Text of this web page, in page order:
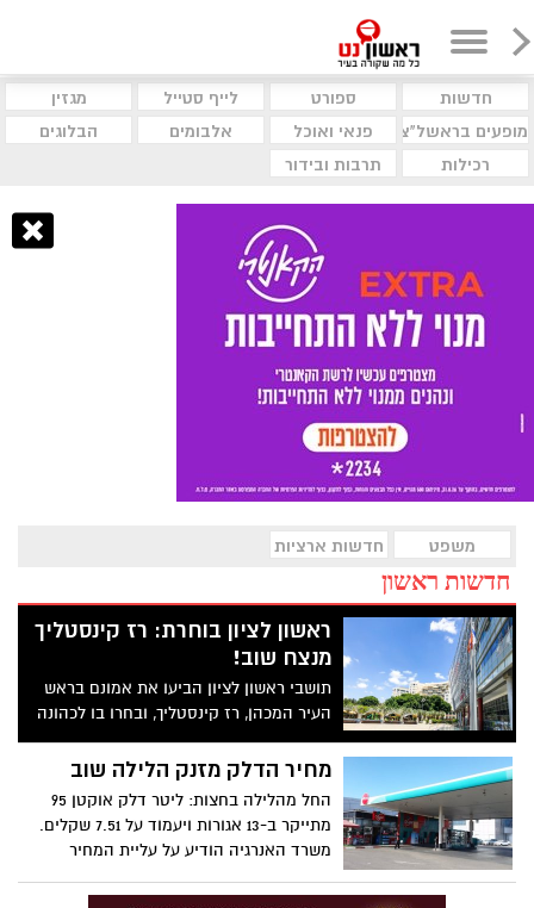
חדשות ספורט לייף סטייל
מגזין
מופעים בראשל"צ
פנאי ואוכל אלבומים
הבלוגים
רכילות
תרבות ובידור
משפט חדשות ארציות
חדשות ראשון
ראשון לציון בוחרת: רז קינסטליך
מנצח שוב!
תושבי ראשון לציון הביעו את אמונם בראש
העיר המכהן, רז קינסטליך, ובחרו בו לכהונה
שנייה. קינסטליך זכה ב-92.1% מקולות
הבוחרים, ניצחון מוחץ על יריבו יצחק
מחיר הדלק מזנק הלילה שוב
החל מהלילה בחצות: ליטר דלק אוקטן 95
מתייקר ב-13 אגורות ויעמוד על 7.51 שקלים.
משרד האנרגיה הודיע על עליית המחיר